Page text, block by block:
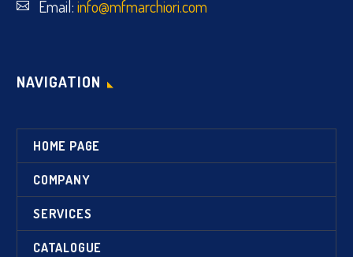
Email:info@mfmarchiori.com
NAVIGATION
HOME PAGE
COMPANY
SERVICES
CATALOGUE